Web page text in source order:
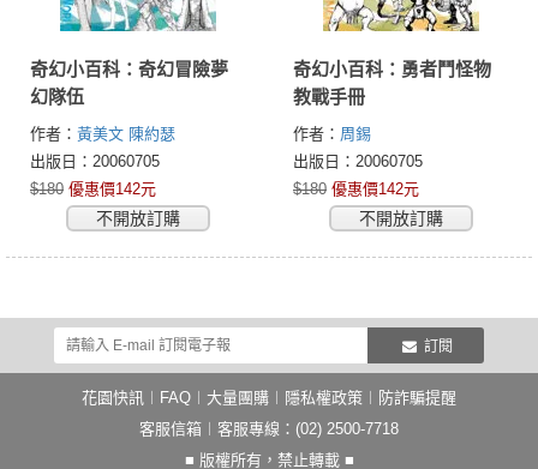
奇幻小百科：奇幻冒險夢
幻隊伍
作者： 黃美文 陳約瑟
出版日：20060705
$180 優惠價142元
不開放訂購
奇幻小百科：勇者鬥怪物
教戰手冊
作者： 周錫
出版日：20060705
$180 優惠價142元
不開放訂購
訂閱
花園快訊 FAQ 大量團購 隱私權政策
防詐騙提醒
客服信箱 ︱客服專線：(02) 2500-7718
■ 版權所有，禁止轉載 ■